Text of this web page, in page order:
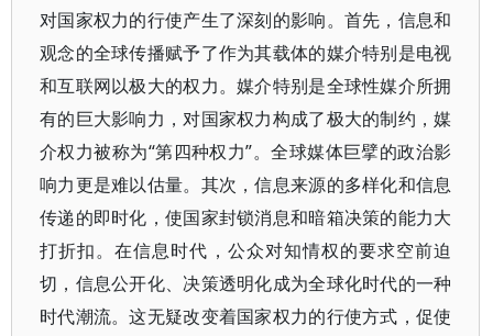
对国家权力的行使产生了深刻的影响。首先，信息和
观念的全球传播赋予了作为其载体的媒介特别是电视
和互联网以极大的权力。媒介特别是全球性媒介所拥
有的巨大影响力，对国家权力构成了极大的制约，媒
介权力被称为“第四种权力”。全球媒体巨擘的政治影
响力更是难以估量。其次，信息来源的多样化和信息
传递的即时化，使国家封锁消息和暗箱决策的能力大
打折扣。在信息时代，公众对知情权的要求空前迫
切，信息公开化、决策透明化成为全球化时代的一种
时代潮流。这无疑改变着国家权力的行使方式，促使